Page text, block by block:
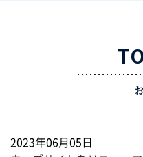
2023年06月05日